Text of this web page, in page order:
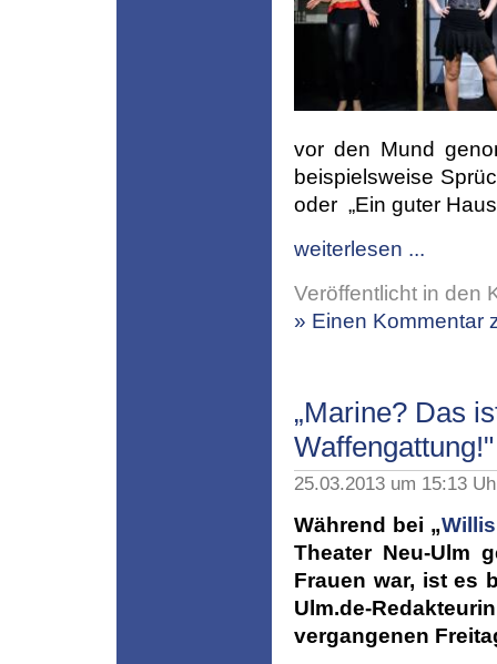
vor den Mund
beispielsweise
oder „Ein guter
weiterlesen ...
Veröffentlicht in den
» Einen Kommentar
„Marine? Das
Waffengattung!"
25.03.2013 um 15:13
Während bei „
Theater Neu-Ulm
Frauen war, ist es
Ulm.de-
vergangenen